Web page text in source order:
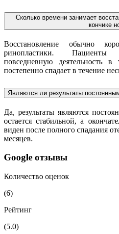
Сколько времени занимает
кончике
Восстановление обычно
ринопластики. Пациенты
повседневную деятельность
постепенно спадает в течение
Являются ли результаты
Да, результаты являются
остается стабильной, а
виден после полного спадания
месяцев.
Google отзывы
Количество оценок
(6)
Рейтинг
(5.0)